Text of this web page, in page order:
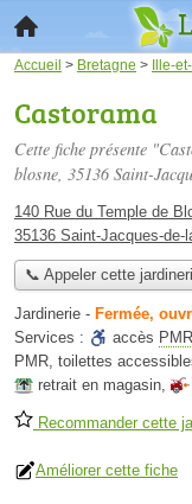
Accueil > Bretagne > Ille-
Castorama
Cette fiche présente
blosne, 35136 Saint-
140 Rue du Temple de
35136 Saint-Jacques-de-
📞 Appeler cette
Jardinerie - Fermée,
Services :
accès PMR
PMR, toilettes
retrait en magasin,
Recommander cette
Améliorer cette fiche